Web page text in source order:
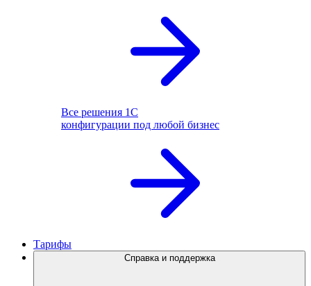
Все решения 1С
конфигурации под любой бизнес
Тарифы
Справка и поддержка